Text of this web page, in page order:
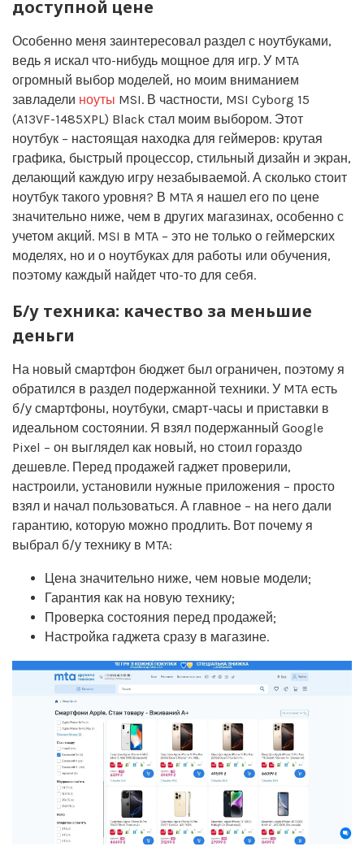
доступной цене
Особенно меня заинтересовал раздел с ноутбуками,
ведь я искал что-нибудь мощное для игр. У MTA
огромный выбор моделей, но моим вниманием
завладели ноуты MSI. В частности, MSI Cyborg 15
(A13VF-1485XPL) Black стал моим выбором. Этот
ноутбук – настоящая находка для геймеров: крутая
графика, быстрый процессор, стильный дизайн и экран,
делающий каждую игру незабываемой. А сколько стоит
ноутбук такого уровня? В MTA я нашел его по цене
значительно ниже, чем в других магазинах, особенно с
учетом акций. MSI в MTA – это не только о геймерских
моделях, но и о ноутбуках для работы или обучения,
поэтому каждый найдет что-то для себя.
Б/у техника: качество за меньшие
деньги
На новый смартфон бюджет был ограничен, поэтому я
обратился в раздел подержанной техники. У MTA есть
б/у смартфоны, ноутбуки, смарт-часы и приставки в
идеальном состоянии. Я взял подержанный Google
Pixel – он выглядел как новый, но стоил гораздо
дешевле. Перед продажей гаджет проверили,
настроили, установили нужные приложения – просто
взял и начал пользоваться. А главное – на него дали
гарантию, которую можно продлить. Вот почему я
выбрал б/у технику в MTA:
Цена значительно ниже, чем новые модели;
Гарантия как на новую технику;
Проверка состояния перед продажей;
Настройка гаджета сразу в магазине.